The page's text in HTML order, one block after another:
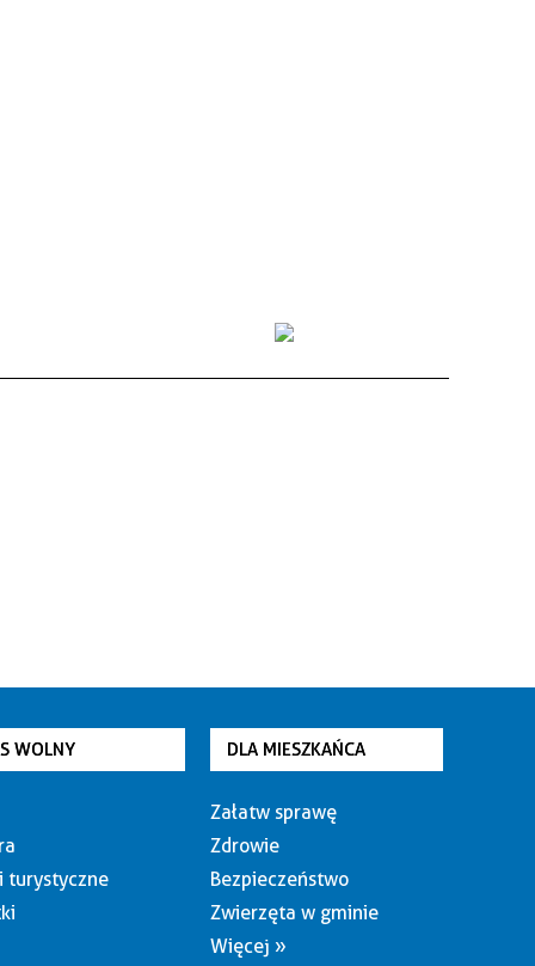
WOLNY
turystyczne
DLA MIESZKAŃCA
Załatw sprawę
Zdrowie
Bezpieczeństwo
Zwierzęta w gminie
Więcej »